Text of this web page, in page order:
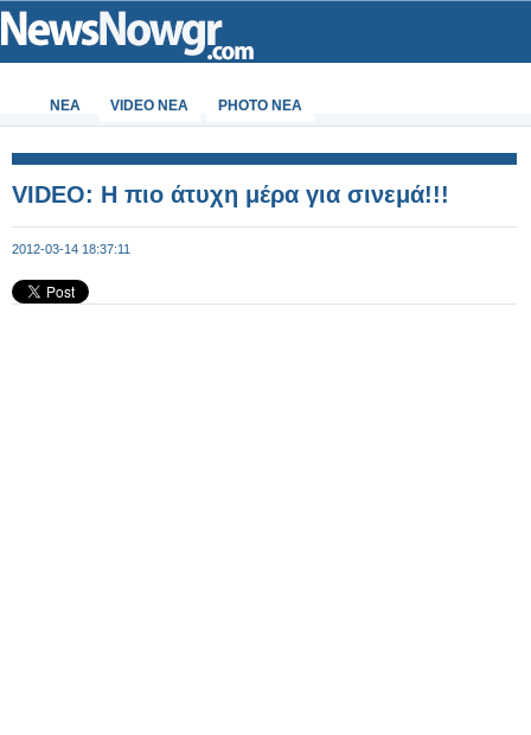
ΝΕΑ VIDEO NEA PHOTO NEA
VIDEO: H πιο άτυχη μέρα για σινεμά!!!
2012-03-14 18:37:11